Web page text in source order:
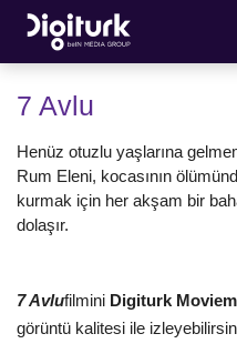
7 Avlu
Henüz otuzlu yaşlarına
Rum Eleni, kocasının
kurmak için her akşam bir
dolaşır.
7 Avlufilmini Digiturk
görüntü kalitesi ile